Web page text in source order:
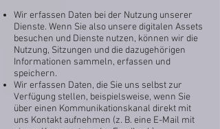
Wir erfassen Daten bei der Nutzung unserer
Dienste. Wenn Sie also unsere digitalen Assets
besuchen und Dienste nutzen, können wir die
Nutzung, Sitzungen und die dazugehörigen
Informationen sammeln, erfassen und
speichern.
Wir erfassen Daten, die Sie uns selbst zur
Verfügung stellen, beispielsweise, wenn Sie
über einen Kommunikationskanal direkt mit
uns Kontakt aufnehmen (z. B. eine E-Mail mit